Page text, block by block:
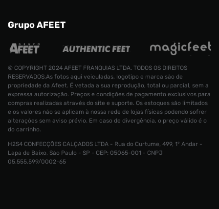
Tênis Puma RS-X GL Feminino
Grupo AFEET
© COPYRIGHT 2024 AFEET FRANQUIAS LTDA. TODOS OS DIREITOS
RESERVADOS.As fotos aqui veiculadas, logotipo e marca são de
propriedade da Afeet. É vetada a sua reprodução, total ou parcial, sem a
expressa autorização. Preços e condições de pagamento exclusivos para
compras realizadas através do site e suporte. Os estoques são limitados
e os valores não se aplicam à nossa rede de lojas físicas podendo sofrer
alterações sem aviso prévio. Em caso de divergência, o preço válido é o
do carrinho.
H2S4 CONFECÇÕES CALÇADOS LTDA - Rua do Curtume, 499, 1° Andar -
Lapa de Baixo, São Paulo - SP - CEP: 05065-001 - CNPJ
05.555.599/0002-65